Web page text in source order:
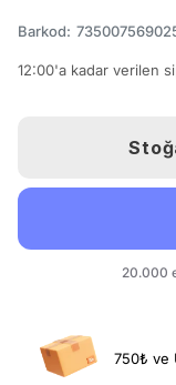
Barkod:
12:00'a kadar verilen
750₺ ve